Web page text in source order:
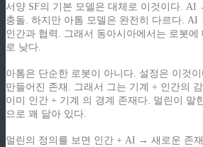
서양 SF의 기본 모델은 대체로 이것이다.
충돌. 하지만 아톰 모델은 완전히 다르다.
인간과 협력. 그래서 동아시아에서는 로봇에
로 낮다.
아톰은 단순한 로봇이 아니다. 설정은 이것
만들어진 존재. 그래서 그는 기계 + 인간의
이미 인간 + 기계 의 경계 존재다. 멀린이 말
으로 꽤 닮아 있다.
멀린의 정의를 보면 인간 + AI → 새로운 존